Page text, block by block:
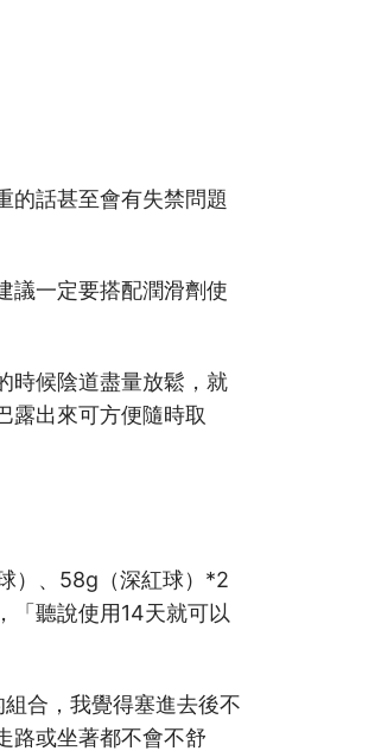
的話甚至會有失禁問題
議一定要搭配潤滑劑使
時候陰道盡量放鬆，就
露出來可方便隨時取
）、58g（深紅球）*2
「聽說使用14天就可以
合，我覺得塞進去後不
路或坐著都不會不舒